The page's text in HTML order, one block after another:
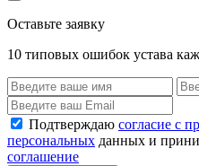
Оставьте заявку
10 типовых ошибок устава
Подтверждаю согласие с
персональных данных и
соглашение